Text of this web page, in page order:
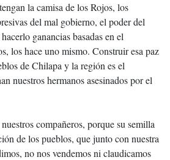
la camisa de los Rojos, los
del mal gobierno, el poder del
ganancias basadas en el
los hace uno mismo. Construir esa paz
de Chilapa y la región es el
nuestros hermanos asesinados por el
compañeros, porque su semilla
de los pueblos, que junto con nuestra
no nos vendemos ni claudicamos